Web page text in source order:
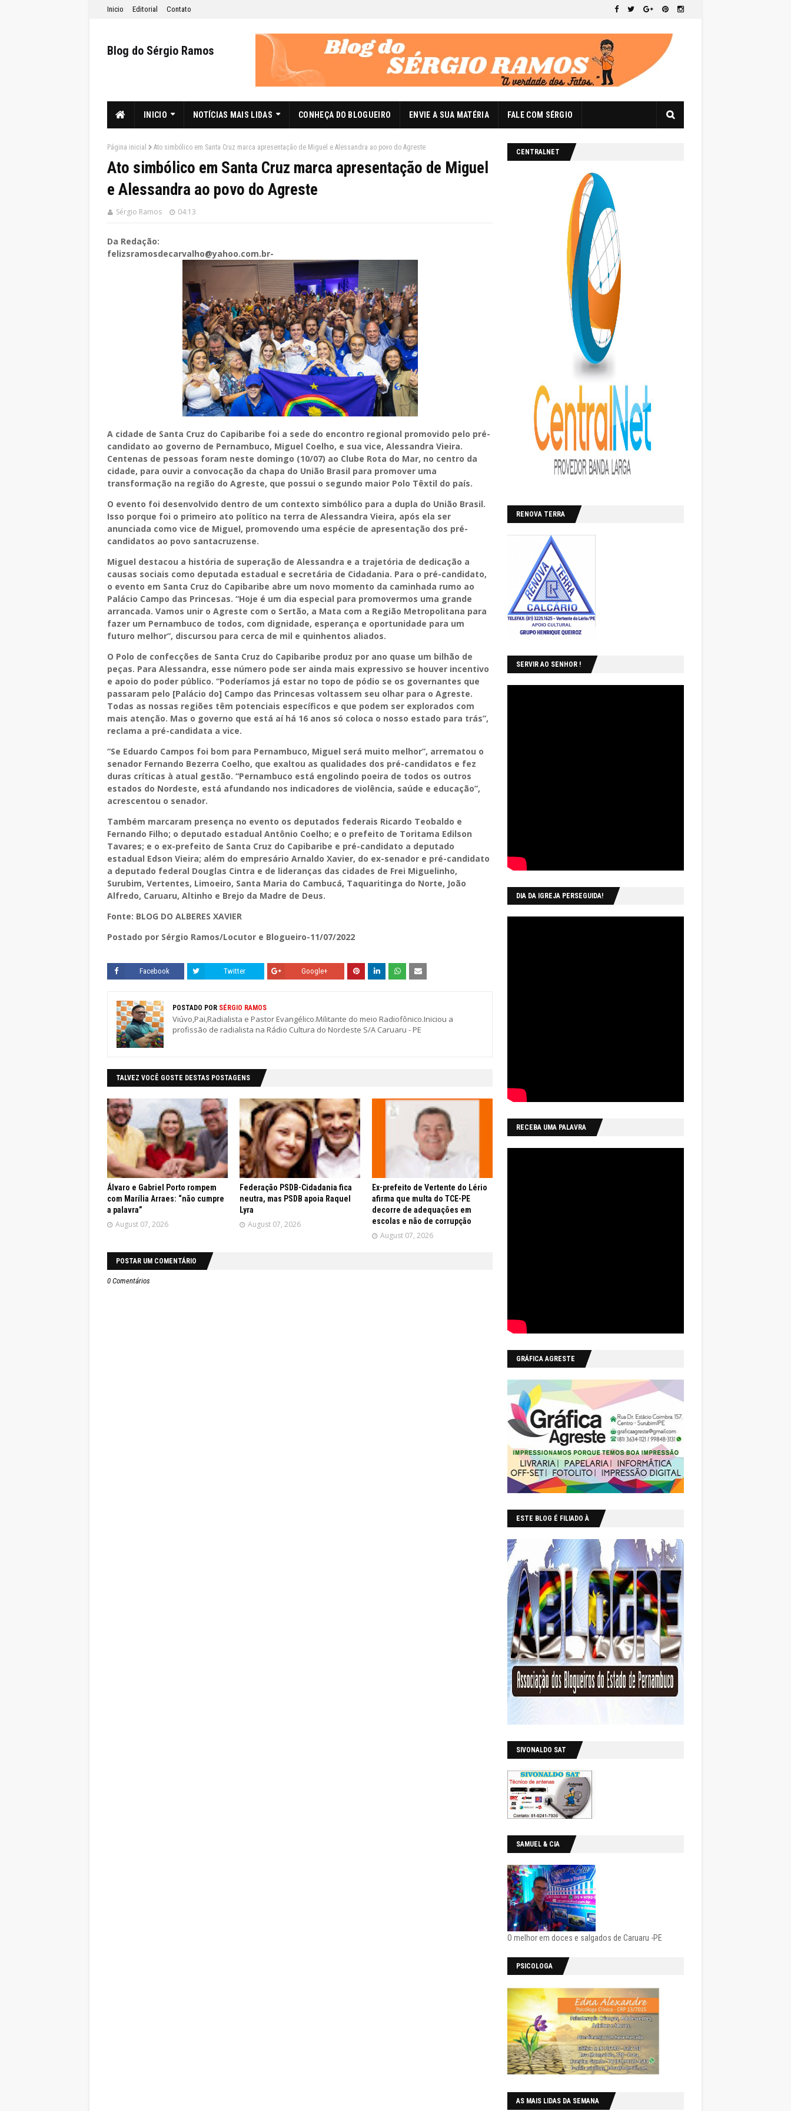
Inicio Editorial Contato
Blog do Sérgio Ramos
INICIO NOTÍCIAS MAIS LIDAS CONHEÇA DO BLOGUEIRO ENVIE A SUA MATÉRIA FALE COM SÉRGIO
Página inicial Ato simbólico em Santa Cruz marca apresentação de Miguel e Alessandra ao povo do Agreste
Ato simbólico em Santa Cruz marca apresentação de Miguel
e Alessandra ao povo do Agreste
Sérgio Ramos 04:13
Da Redação:
felizsramosdecarvalho@yahoo.com.br-
A cidade de Santa Cruz do Capibaribe foi a sede do encontro regional promovido pelo pré-
candidato ao governo de Pernambuco, Miguel Coelho, e sua vice, Alessandra Vieira.
Centenas de pessoas foram neste domingo (10/07) ao Clube Rota do Mar, no centro da
cidade, para ouvir a convocação da chapa do União Brasil para promover uma
transformação na região do Agreste, que possui o segundo maior Polo Têxtil do país.
O evento foi desenvolvido dentro de um contexto simbólico para a dupla do União Brasil.
Isso porque foi o primeiro ato político na terra de Alessandra Vieira, após ela ser
anunciada como vice de Miguel, promovendo uma espécie de apresentação dos pré-
candidatos ao povo santacruzense.
Miguel destacou a história de superação de Alessandra e a trajetória de dedicação a
causas sociais como deputada estadual e secretária de Cidadania. Para o pré-candidato,
o evento em Santa Cruz do Capibaribe abre um novo momento da caminhada rumo ao
Palácio Campo das Princesas. “Hoje é um dia especial para promovermos uma grande
arrancada. Vamos unir o Agreste com o Sertão, a Mata com a Região Metropolitana para
fazer um Pernambuco de todos, com dignidade, esperança e oportunidade para um
futuro melhor”, discursou para cerca de mil e quinhentos aliados.
O Polo de confecções de Santa Cruz do Capibaribe produz por ano quase um bilhão de
peças. Para Alessandra, esse número pode ser ainda mais expressivo se houver incentivo
e apoio do poder público. “Poderíamos já estar no topo de pódio se os governantes que
passaram pelo [Palácio do] Campo das Princesas voltassem seu olhar para o Agreste.
Todas as nossas regiões têm potenciais específicos e que podem ser explorados com
mais atenção. Mas o governo que está aí há 16 anos só coloca o nosso estado para trás”,
reclama a pré-candidata a vice.
“Se Eduardo Campos foi bom para Pernambuco, Miguel será muito melhor”, arrematou o
senador Fernando Bezerra Coelho, que exaltou as qualidades dos pré-candidatos e fez
duras críticas à atual gestão. “Pernambuco está engolindo poeira de todos os outros
estados do Nordeste, está afundando nos indicadores de violência, saúde e educação”,
acrescentou o senador.
Também marcaram presença no evento os deputados federais Ricardo Teobaldo e
Fernando Filho; o deputado estadual Antônio Coelho; e o prefeito de Toritama Edilson
Tavares; e o ex-prefeito de Santa Cruz do Capibaribe e pré-candidato a deputado
estadual Edson Vieira; além do empresário Arnaldo Xavier, do ex-senador e pré-candidato
a deputado federal Douglas Cintra e de lideranças das cidades de Frei Miguelinho,
Surubim, Vertentes, Limoeiro, Santa Maria do Cambucá, Taquaritinga do Norte, João
Alfredo, Caruaru, Altinho e Brejo da Madre de Deus.
Fonte: BLOG DO ALBERES XAVIER
Postado por Sérgio Ramos/Locutor e Blogueiro-11/07/2022
Facebook Twitter Google+
POSTADO POR SÉRGIO RAMOS
Viúvo,Pai,Radialista e Pastor Evangélico.Militante do meio Radiofônico.Iniciou a
profissão de radialista na Rádio Cultura do Nordeste S/A Caruaru - PE
TALVEZ VOCÊ GOSTE DESTAS POSTAGENS
Álvaro e Gabriel Porto rompem
com Marília Arraes: “não cumpre
a palavra”
August 07, 2026
Federação PSDB-Cidadania fica
neutra, mas PSDB apoia Raquel
Lyra
August 07, 2026
Ex-prefeito de Vertente do Lério
afirma que multa do TCE-PE
decorre de adequações em
escolas e não de corrupção
August 07, 2026
POSTAR UM COMENTÁRIO
0 Comentários
CENTRALNET
RENOVA TERRA
SERVIR AO SENHOR !
DIA DA IGREJA PERSEGUIDA!
RECEBA UMA PALAVRA
GRÁFICA AGRESTE
ESTE BLOG É FILIADO À
SIVONALDO SAT
SAMUEL & CIA
O melhor em doces e salgados de Caruaru -PE
PSICOLOGA
AS MAIS LIDAS DA SEMANA